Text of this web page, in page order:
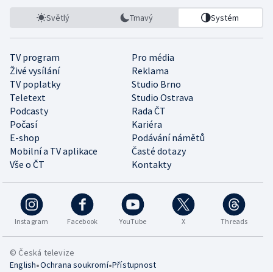
Světlý Tmavý Systém
TV program
Pro média
Živé vysílání
Reklama
TV poplatky
Studio Brno
Teletext
Studio Ostrava
Podcasty
Rada ČT
Počasí
Kariéra
E-shop
Podávání námětů
Mobilní a TV aplikace
Časté dotazy
Vše o ČT
Kontakty
Instagram Facebook YouTube X Threads
© Česká televize
English•Ochrana soukromí•Přístupnost